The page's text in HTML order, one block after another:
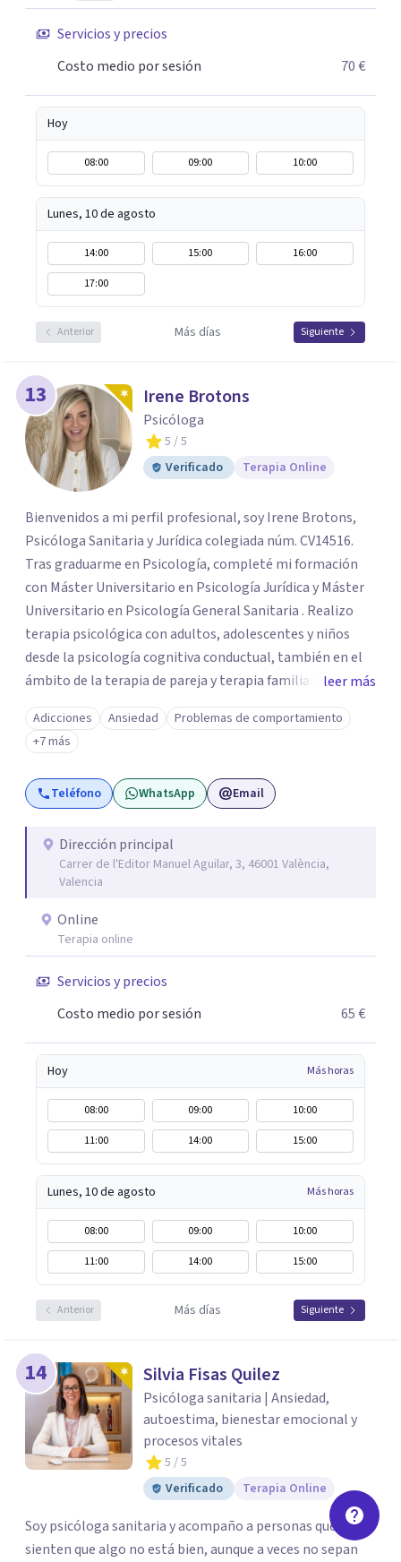
Servicios y precios
Costo medio por sesión
70 €
Hoy
08:00 09:00 10:00
Lunes, 10 de agosto
14:00 15:00
16:00
17:00
Anterior Más días Siguiente
13 Irene Brotons
Psicóloga
5 / 5
Verificado
Terapia Online
Bienvenidos a mi perfil profesional, soy Irene Brotons,
Psicóloga Sanitaria y Jurídica colegiada núm. CV14516.
Tras graduarme en Psicología, completé mi formación
con Máster Universitario en Psicología Jurídica y Máster
Universitario en Psicología General Sanitaria . Realizo
terapia psicológica con adultos, adolescentes y niños
desde la psicología cognitiva conductual, también en el
ámbito de la terapia de pareja y terapia familiar. Como
psicóloga jurídico forense, realizo informes periciales
psicológicos en el ámbito de familia, civil, penal y laboral.
Soy miembro del Listado Oficial de Psicólogos Forenses
del Colegio Oficial de Psicólogos de la Comunidad
Valencia (LOPF). Y realizo mi trabajo en CONECTA Centro
leer más
Adicciones Ansiedad
Problemas de comportamiento
+7 más
Teléfono WhatsApp Email
Dirección principal
Carrer de l'Editor Manuel Aguilar, 3, 46001 València,
Valencia
Online
Terapia online
Servicios y precios
Costo medio por sesión
65 €
Hoy Más horas
08:00 09:00
10:00
11:00
14:00 15:00
Lunes, 10 de agosto Más horas
08:00 09:00
10:00
11:00
14:00 15:00
Anterior Más días Siguiente
14 Silvia Fisas Quilez
Psicóloga sanitaria | Ansiedad,
autoestima, bienestar emocional y
procesos vitales
5 / 5
Verificado
Terapia Online
Soy psicóloga sanitaria y acompaño a personas que
sienten que algo no está bien, aunque a veces no sepan